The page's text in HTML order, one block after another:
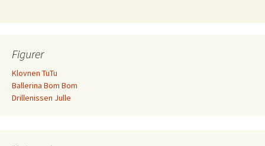
Figurer
Klovnen TuTu
Ballerina Bom Bom
Drillenissen Julle